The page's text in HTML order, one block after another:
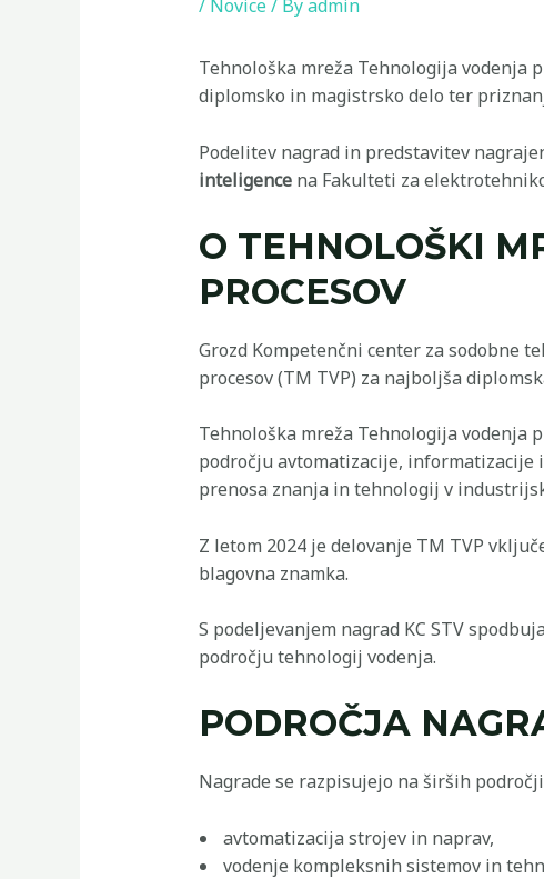
/ Novice/ Byadmin
Tehnološka mreža Tehnologija vodenja
diplomsko in magistrsko delo ter
Podelitev nagrad in predstavitev
inteligencena Fakulteti za
O TEHNOLOŠKI
PROCESOV
Grozd Kompetenčni center za sodobne
procesov (TM TVP) za najboljša
Tehnološka mreža Tehnologija vodenja
področju avtomatizacije, informatizacije
prenosa znanja in tehnologij v
Z letom 2024 je delovanje TM TVP
blagovna znamka.
S podeljevanjem nagrad KC STV
področju tehnologij vodenja.
PODROČJA
Nagrade se razpisujejo na širših
avtomatizacija strojev in naprav,
vodenje kompleksnih sistemov in